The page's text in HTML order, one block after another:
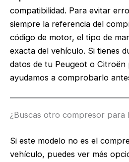
compatibilidad. Para evitar
siempre la referencia del
código de motor, el tipo de
exacta del vehículo. Si tienes
datos de tu Peugeot o
ayudamos a comprobarlo
¿Buscas otro compresor para
Si este modelo no es el
vehículo, puedes ver más